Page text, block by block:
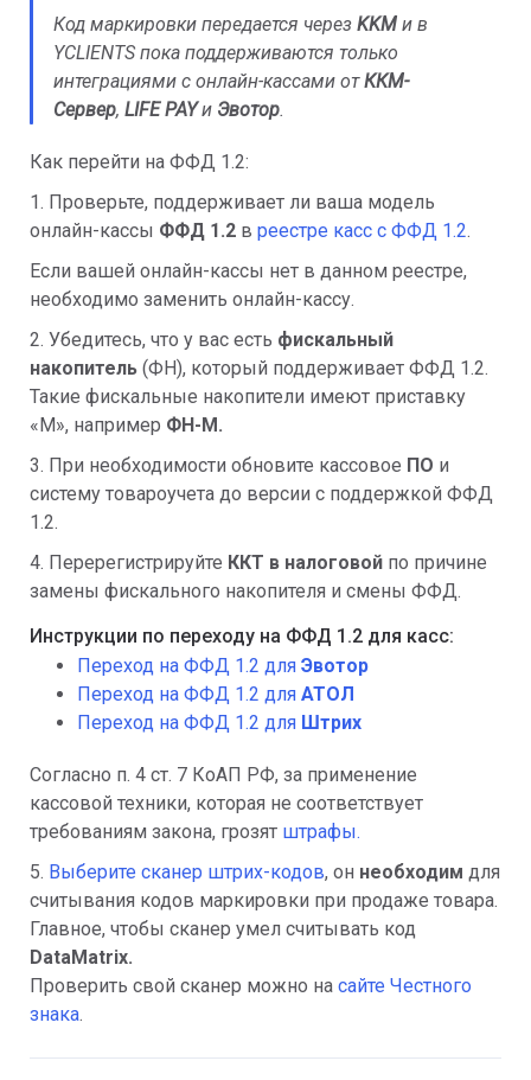
Код маркировки передается через KKM и в
YCLIENTS пока поддерживаются только
интеграциями с онлайн-кассами отККМ-
Сервер, LIFE PAYи Эвотор.
Как перейти на ФФД 1.2:
1. Проверьте, поддерживает ли ваша модель
онлайн-кассы ФФД 1.2 в реестре касс с ФФД 1.2.
Если вашей онлайн-кассы нет в данном реестре,
необходимо заменить онлайн-кассу.
2. Убедитесь, что у вас есть фискальный
накопитель (ФН), который поддерживает ФФД 1.2.
Такие фискальные накопители имеют приставку
«М», например ФН-М.
3. При необходимости обновите кассовое ПО и
систему товароучета до версии с поддержкой ФФД
1.2.
4. Перерегистрируйте ККТ в налоговой по причине
замены фискального накопителя и смены ФФД.
Инструкции по переходу на ФФД 1.2 для касс:
Переход на ФФД 1.2 для Эвотор
Переход на ФФД 1.2 для АТОЛ
Переход на ФФД 1.2 для Штрих
Согласно п. 4 ст. 7 КоАП РФ, за применение
кассовой техники, которая не соответствует
требованиям закона, грозят штрафы.
5. Выберите сканер штрих-кодов, он необходим для
считывания кодов маркировки при продаже товара.
Главное, чтобы сканер умел считывать код
DataMatrix.
Проверить свой сканер можно на сайте Честного
знака.